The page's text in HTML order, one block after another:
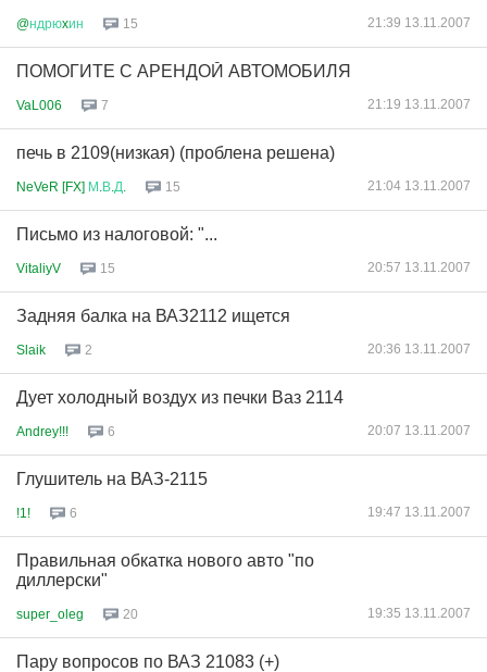
@ндрюxин 15 21:39 13.11.2007
ПОМОГИТЕ С АРЕНДОЙ АВТОМОБИЛЯ
VaL006 7 21:19 13.11.2007
печь в 2109(низкая) (проблена решена)
NeVeR [FX] М В Д 15 21:04 13.11.2007
Письмо из налоговой: "...
VitaliyV 15 20:57 13.11.2007
Задняя балка на ВАЗ2112 ищется
Slaik 2 20:36 13.11.2007
Дует холодный воздух из печки Ваз 2114
Andrey!!! 6 20:07 13.11.2007
Глушитель на ВАЗ-2115
!1! 6 19:47 13.11.2007
Правильная обкатка нового авто "по
диллерски"
super_oleg 20 19:35 13.11.2007
Пару вопросов по ВАЗ 21083 (+)